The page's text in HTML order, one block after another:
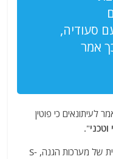
סעודיה,
אמר
לעיתונאים כי פוטין
".
כשנשאל דובר הקרמלין על מכירה אפשרית של מערכות הגנה, S-